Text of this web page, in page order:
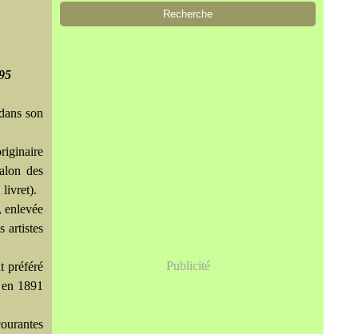
son
des
livret).
enlevée
artistes
préféré
1891
Publicité